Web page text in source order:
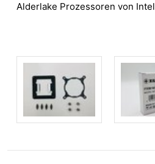
Alderlake Prozessoren von